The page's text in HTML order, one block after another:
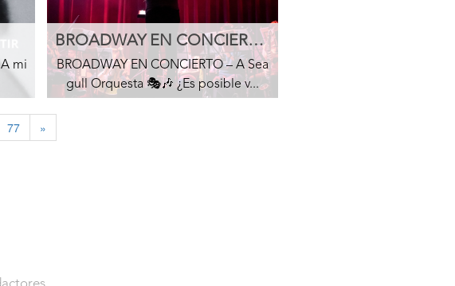
mi
BROADWAY EN CONCIERTO – A Seagull Orquesta 🎭🎶
BROADWAY EN CONCIERTO – A Sea
gull Orquesta 🎭🎶 ¿Es posible v...
77 »